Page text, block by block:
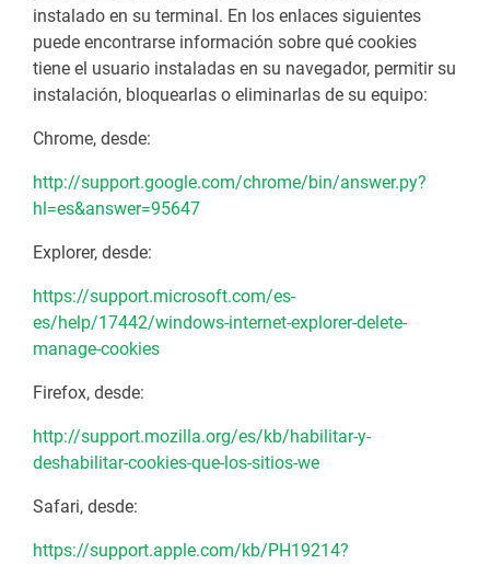
instalado en su terminal. En los enlaces siguientes
puede encontrarse información sobre qué cookies
tiene el usuario instaladas en su navegador, permitir su
instalación, bloquearlas o eliminarlas de su equipo:
Chrome, desde:
http://support.google.com/chrome/bin/answer.py?
hl=es&answer=95647
Explorer, desde:
https://support.microsoft.com/es-
es/help/17442/windows-internet-explorer-delete-
manage-cookies
Firefox, desde:
http://support.mozilla.org/es/kb/habilitar-y-
deshabilitar-cookies-que-los-sitios-we
Safari, desde:
https://support.apple.com/kb/PH19214?